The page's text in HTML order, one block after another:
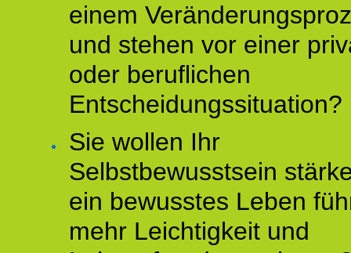
einem
und stehen vor einer
oder beruflichen
Entscheidungssituation?
Sie wollen Ihr
Selbstbewusstsein
ein bewusstes Leben
mehr Leichtigkeit und